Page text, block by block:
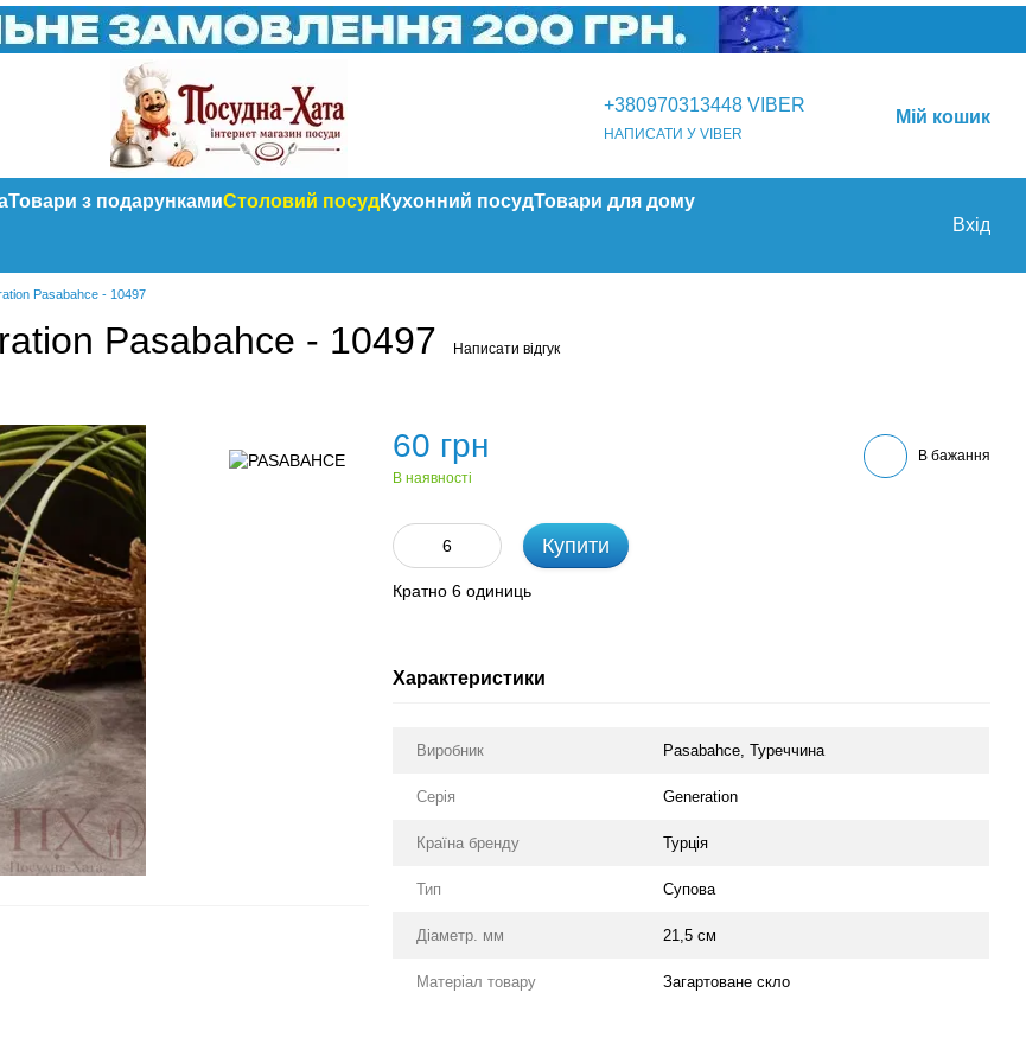
+380970313448 VIBER
НАПИСАТИ У VIBER
Мій кошик
Товари з подарункамиСтоловий посудКухонний посудТовари для дому
Вхід
Pasabahce - 10497
Pasabahce - 10497 Написати відгук
60 грн
В наявності
В бажання
Купити
Кратно 6 одиниць
Характеристики
Виробник Pasabahce, Туреччина
Серія Generation
Країна бренду Турція
Тип Супова
Діаметр. мм 21,5 см
Матеріал товару Загартоване скло